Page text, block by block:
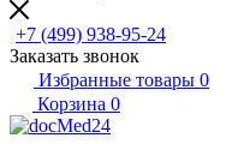
+7 (499) 938-95-24
Заказать звонок
Избранные товары 0
Корзина 0